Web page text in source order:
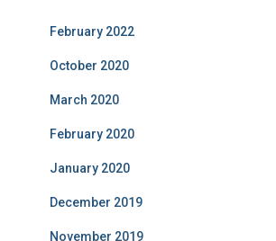
February 2022
October 2020
March 2020
February 2020
January 2020
December 2019
November 2019